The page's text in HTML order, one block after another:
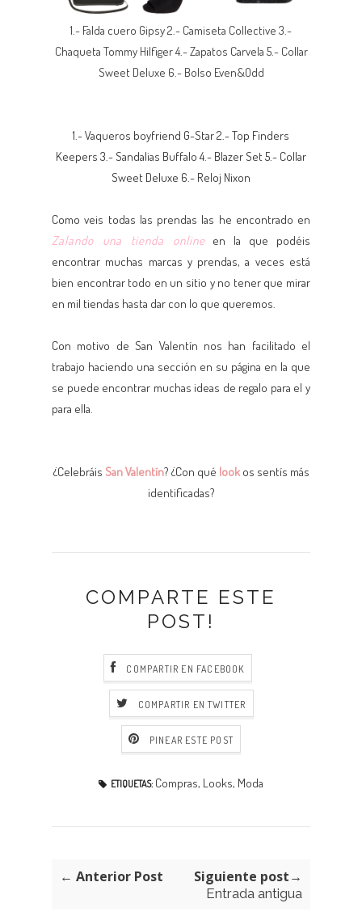
1.- Falda cuero Gipsy 2.- Camiseta Collective 3.-
Chaqueta Tommy Hilfiger 4.- Zapatos Carvela 5.- Collar
Sweet Deluxe 6.- Bolso Even&Odd
1.- Vaqueros boyfriend G-Star 2.- Top Finders
Keepers 3.- Sandalias Buffalo 4.- Blazer Set 5.- Collar
Sweet Deluxe 6.- Reloj Nixon
Comoveis todas las prendas las he encontrado en
Zalando una tienda onlineen la que podéis
encontrar muchas marcas y prendas, a veces está
bien encontrar todo en un sitio y no tener que mirar
en mil tiendas hasta dar con lo que queremos.
Con motivo de San Valentín nos han facilitado el
trabajo haciendo una sección en su página en la que
se puede encontrar muchas ideas de regalo para el y
para ella.
¿Celebráis San Valentín? ¿Con qué look os sentís más
identificadas?
COMPARTE ESTE
POST!
COMPARTIR EN FACEBOOK
COMPARTIR EN TWITTER
PINEAR ESTE POST
ETIQUETAS: Compras, Looks, Moda
← Anterior Post Siguiente post→
Entrada antigua